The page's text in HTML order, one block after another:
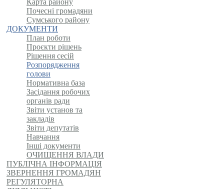
Карта району
Почесні громадяни
Сумського району
ДОКУМЕНТИ
План роботи
Проєкти рішень
Рішення сесій
Розпорядження
голови
Нормативна база
Засідання робочих
органів ради
Звіти установ та
закладів
Звіти депутатів
Навчання
Інші документи
ОЧИЩЕННЯ ВЛАДИ
ПУБЛІЧНА ІНФОРМАЦІЯ
ЗВЕРНЕННЯ ГРОМАДЯН
РЕГУЛЯТОРНА